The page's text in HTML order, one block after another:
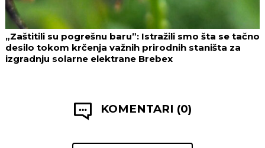
„Zaštitili su pogrešnu baru”: Istražili smo šta se tačno
desilo tokom krčenja važnih prirodnih staništa za
izgradnju solarne elektrane Brebex
KOMENTARI (0)